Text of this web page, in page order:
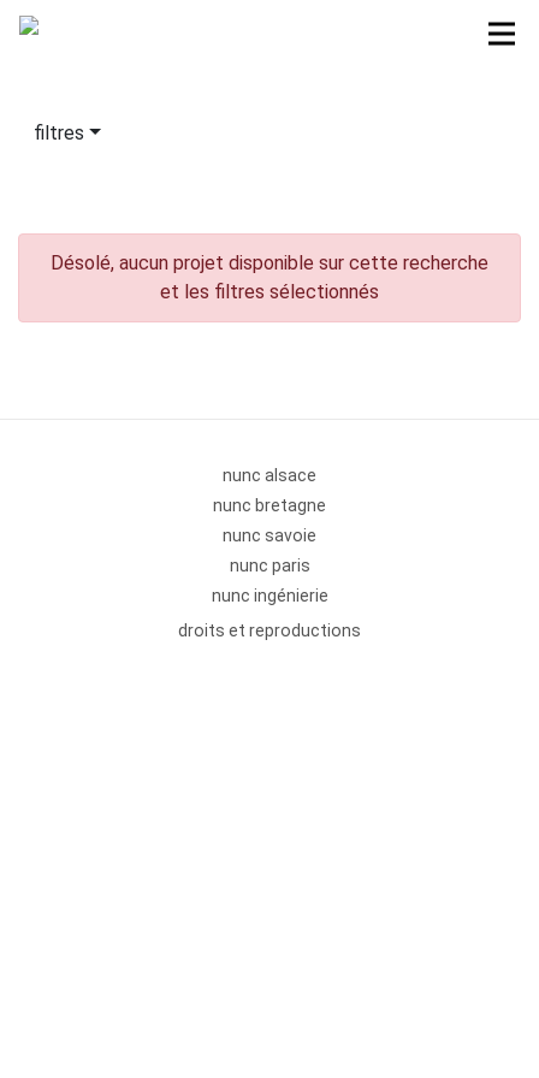
filtres
Désolé, aucun projet disponible sur cette recherche
et les filtres sélectionnés
nunc alsace
nunc bretagne
nunc savoie
nunc paris
nunc ingénierie
droits et reproductions